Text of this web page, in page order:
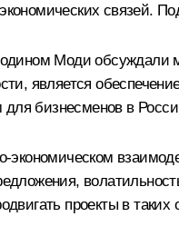
связей.
Моди обсуждали
является
бизнесменов в
экономическом
проекты в